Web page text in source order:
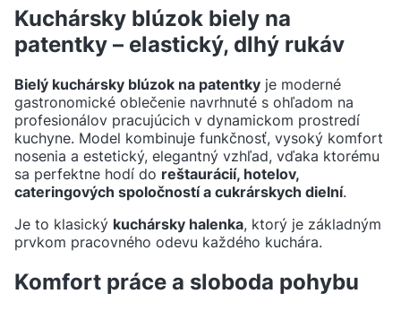
Kuchársky blúzok biely na
patentky – elastický, dlhý rukáv
Bielý kuchársky blúzok na patentky je moderné
gastronomické oblečenie navrhnuté s ohľadom na
profesionálov pracujúcich v dynamickom prostredí
kuchyne. Model kombinuje funkčnosť, vysoký komfort
nosenia a estetický, elegantný vzhľad, vďaka ktorému
sa perfektne hodí do reštaurácií, hotelov,
cateringových spoločností a cukrárskych dielní.
Je to klasický kuchársky halenka, ktorý je základným
prvkom pracovného odevu každého kuchára.
Komfort práce a sloboda pohybu